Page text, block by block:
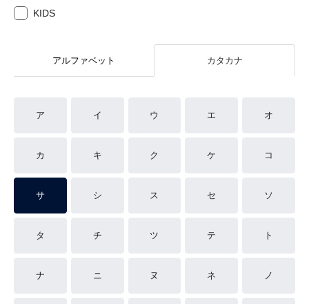
KIDS
アルファベット カタカナ
ア イ ウ エ オ
カ キ ク ケ コ
サ シ ス セ ソ
タ チ ツ テ ト
ナ ニ ヌ ネ ノ